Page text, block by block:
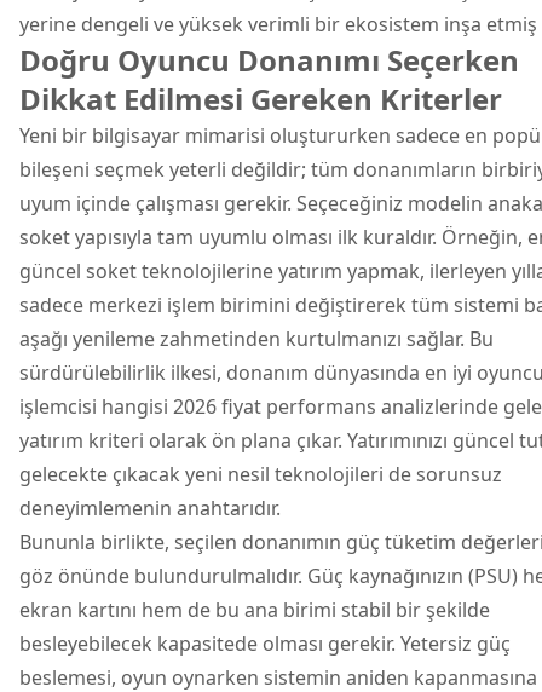
yerine dengeli ve yüksek verimli bir ekosistem inşa etmiş
Doğru Oyuncu Donanımı Seçerken
Dikkat Edilmesi Gereken Kriterler
Yeni bir bilgisayar mimarisi oluştururken sadece en
bileşeni seçmek yeterli değildir; tüm donanımların
uyum içinde çalışması gerekir. Seçeceğiniz modelin
soket yapısıyla tam uyumlu olması ilk kuraldır. Örneğin,
güncel soket teknolojilerine yatırım yapmak, ilerleyen
sadece merkezi işlem birimini değiştirerek tüm sistemi
aşağı yenileme zahmetinden kurtulmanızı sağlar. Bu
sürdürülebilirlik ilkesi, donanım dünyasında en iyi
işlemcisi hangisi 2026 fiyat performans analizlerinde
yatırım kriteri olarak ön plana çıkar. Yatırımınızı güncel
gelecekte çıkacak yeni nesil teknolojileri de sorunsuz
deneyimlemenin anahtarıdır.
Bununla birlikte, seçilen donanımın güç tüketim
göz önünde bulundurulmalıdır. Güç kaynağınızın (PSU)
ekran kartını hem de bu ana birimi stabil bir şekilde
besleyebilecek kapasitede olması gerekir. Yetersiz güç
beslemesi, oyun oynarken sistemin aniden kapanmasına